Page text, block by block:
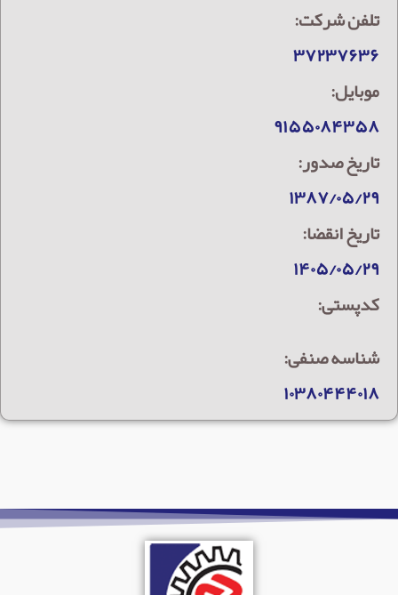
تلفن شرکت:
۳۷۲۳۷۶۳۶
موبایل:
۹۱۵۵۰۸۴۳۵۸
تاریخ صدور:
۱۳۸۷/۰۵/۲۹
تاریخ انقضا:
۱۴۰۵/۰۵/۲۹
کدپستی:
شناسه صنفی:
۱۰۳۸۰۴۴۴۰۱۸